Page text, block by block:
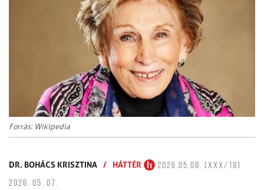
Forrás: Wikipedia
DR. BOHÁCS KRISZTINA / HÁTTÉR
2026.05.08. (XXX/19)
2026. 05. 07.